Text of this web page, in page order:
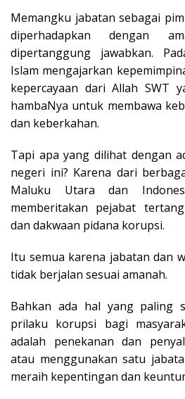
Memangku jabatan sebagai
diperhadapkan dengan
dipertanggung jawabkan.
Islam mengajarkan
kepercayaan dari Allah SWT
hambaNya untuk membawa
dan keberkahan.
Tapi apa yang dilihat dengan
negeri ini? Karena dari
Maluku Utara dan
memberitakan pejabat
dan dakwaan pidana korupsi.
Itu semua karena jabatan dan
tidak berjalan sesuai amanah.
Bahkan ada hal yang paling
prilaku korupsi bagi
adalah penekanan dan
atau menggunakan satu
meraih kepentingan dan